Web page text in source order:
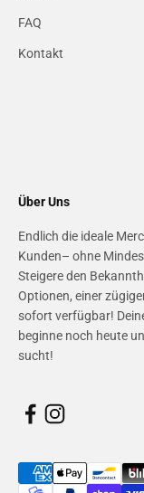
FAQ
Kontakt
Über Uns
Endlich die ideale
Kunden– ohne
Steigere den
Optionen, einer
sofort verfügbar!
beginne noch heute
sucht!